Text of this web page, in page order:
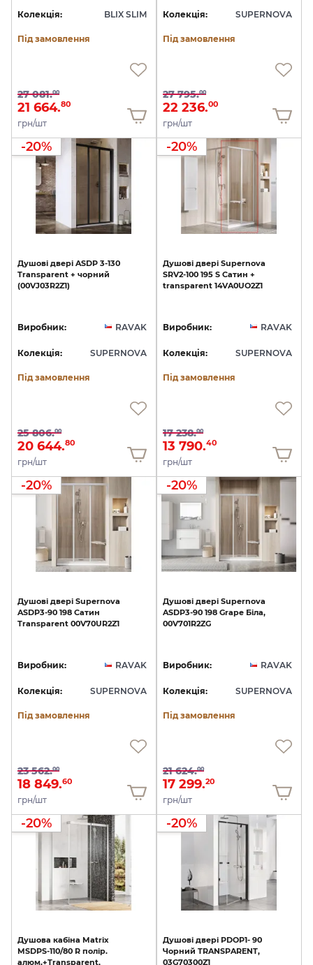
Колекція: BLIX SLIM
Під замовлення
27 081.00
21 664.80
грн/шт
Колекція: SUPERNOVA
Під замовлення
27 795.00
22 236.00
грн/шт
-20%
Душові двері ASDP 3-130
Transparent + чорний
(00VJ03R2Z1)
Виробник: RAVAK
Колекція: SUPERNOVA
Під замовлення
25 806.00
20 644.80
грн/шт
-20%
Душові двері Supernova
SRV2-100 195 S Сатин +
transparent 14VA0UO2Z1
Виробник: RAVAK
Колекція: SUPERNOVA
Під замовлення
17 238.00
13 790.40
грн/шт
-20%
Душові двері Supernova
ASDP3-90 198 Сатин
Transparent 00V70UR2Z1
Виробник: RAVAK
Колекція: SUPERNOVA
Під замовлення
23 562.00
18 849.60
грн/шт
-20%
Душові двері Supernova
ASDP3-90 198 Grape Біла,
00V701R2ZG
Виробник: RAVAK
Колекція: SUPERNOVA
Під замовлення
21 624.00
17 299.20
грн/шт
-20%
Душова кабіна Matrix
MSDPS-110/80 R полір.
алюм.+Transparent,
-20%
Душові двері PDOP1- 90
Чорний TRANSPARENT,
03G70300Z1